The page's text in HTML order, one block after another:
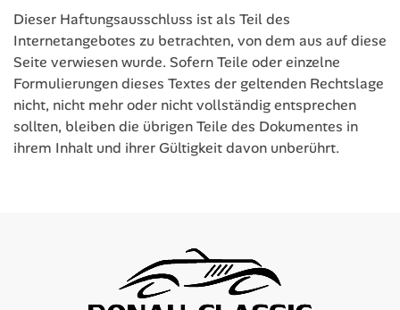
Dieser Haftungsausschluss ist als Teil des
Internetangebotes zu betrachten, von dem aus auf diese
Seite verwiesen wurde. Sofern Teile oder einzelne
Formulierungen dieses Textes der geltenden Rechtslage
nicht, nicht mehr oder nicht vollständig entsprechen
sollten, bleiben die übrigen Teile des Dokumentes in
ihrem Inhalt und ihrer Gültigkeit davon unberührt.